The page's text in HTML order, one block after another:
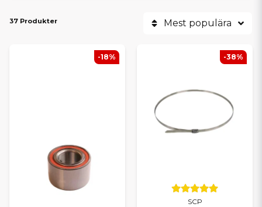
37 Produkter Mest populära
-18%
SCP
-38%